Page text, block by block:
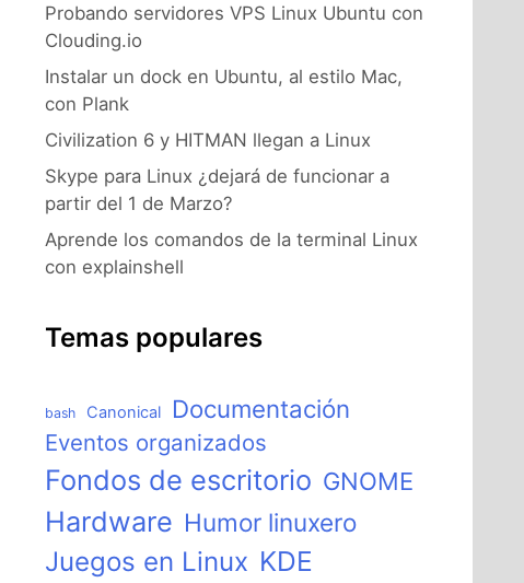
Probando servidores VPS Linux Ubuntu con
Clouding.io
Instalar un dock en Ubuntu, al estilo Mac,
con Plank
Civilization 6 y HITMAN llegan a Linux
Skype para Linux ¿dejará de funcionar a
partir del 1 de Marzo?
Aprende los comandos de la terminal Linux
con explainshell
Temas populares
bash Canonical Documentación
Eventos organizados
Fondos de escritorio GNOME
Hardware Humor linuxero
Juegos en Linux KDE